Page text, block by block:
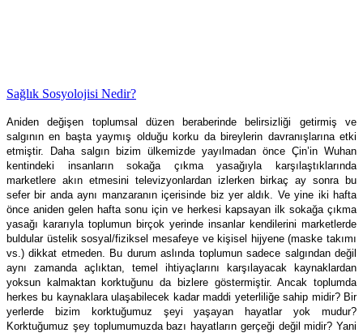
Sağlık Sosyolojisi Nedir?
Aniden değişen toplumsal düzen beraberinde belirsizliği getirmiş ve
salgının en başta yaymış olduğu korku da bireylerin davranışlarına etki
etmiştir. Daha salgın bizim ülkemizde yayılmadan önce Çin’in Wuhan
kentindeki insanların sokağa çıkma yasağıyla karşılaştıklarında
marketlere akın etmesini televizyonlardan izlerken birkaç ay sonra bu
sefer bir anda aynı manzaranın içerisinde biz yer aldık. Ve yine iki hafta
önce aniden gelen hafta sonu için ve herkesi kapsayan ilk sokağa çıkma
yasağı kararıyla toplumun birçok yerinde insanlar kendilerini marketlerde
buldular üstelik sosyal/fiziksel mesafeye ve kişisel hijyene (maske takımı
vs.) dikkat etmeden. Bu durum aslında toplumun sadece salgından değil
aynı zamanda açlıktan, temel ihtiyaçlarını karşılayacak kaynaklardan
yoksun kalmaktan korktuğunu da bizlere göstermiştir. Ancak toplumda
herkes bu kaynaklara ulaşabilecek kadar maddi yeterliliğe sahip midir? Bir
yerlerde bizim korktuğumuz şeyi yaşayan hayatlar yok mudur?
Korktuğumuz şey toplumumuzda bazı hayatların gerçeği değil midir? Yani